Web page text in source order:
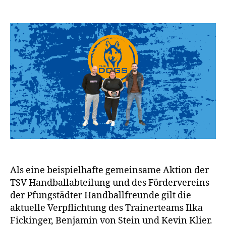
Als eine beispielhafte gemeinsame Aktion der
TSV Handballabteilung und des Fördervereins
der Pfungstädter Handballfreunde gilt die
aktuelle Verpflichtung des Trainerteams Ilka
Fickinger, Benjamin von Stein und Kevin Klier.